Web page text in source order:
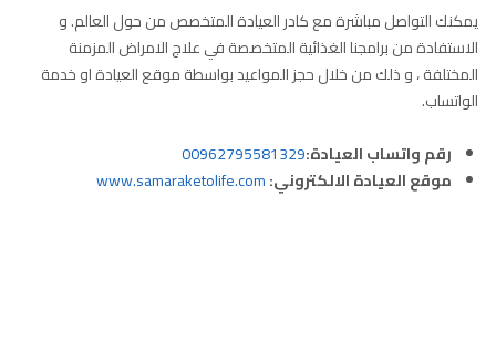
يمكنك التواصل مباشرة مع كادر العيادة المتخصص من حول العالم. و
الاستفادة من برامجنا الغذائية المتخصصة في علاج الامراض المزمنة
المختلفة ، و ذلك من خلال حجز المواعيد بواسطة موقع العيادة او خدمة
الواتساب.
رقم واتساب العيادة:00962795581329
موقع العيادة الالكتروني:www.samaraketolife.com